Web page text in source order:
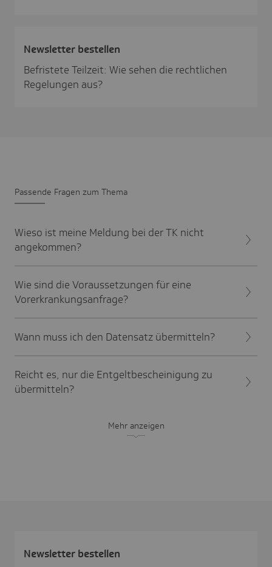
News­letter bestellen
Befristete Teilzeit: Wie sehen die rechtlichen
Regelungen aus?
Passende Fragen zum Thema
Wieso ist meine Meldung bei der TK nicht
angekommen?
Wie sind die Voraussetzungen für eine
Vorerkrankungsanfrage?
Wann muss ich den Datensatz übermitteln?
Reicht es, nur die Entgeltbescheinigung zu
übermitteln?
Mehr anzeigen
News­letter bestellen